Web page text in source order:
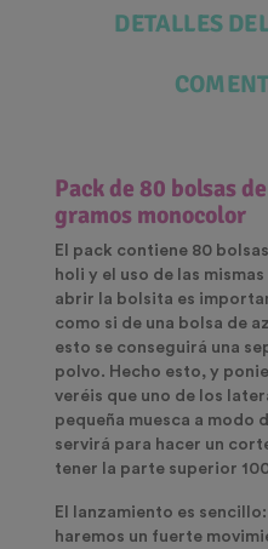
DETALLES
Pack de 80 bolsas
gramos monocolor
El pack contiene 80
holi y el uso de las
abrir la bolsita es
como si de una bolsa de
esto se conseguirá una
polvo. Hecho esto, y
veréis que uno de los
pequeña muesca a modo
servirá para hacer un
tener la parte superior
El lanzamiento es
haremos un fuerte